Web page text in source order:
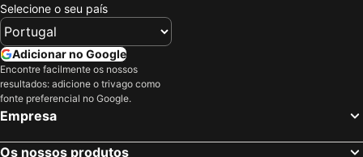
Hotel Ezulwini Sun
Hotel Foresters Arms
Selecione o seu país
Adicionar no Google
Encontre facilmente os nossos
resultados: adicione o trivago como
fonte preferencial no Google.
Empresa
Os nossos produtos